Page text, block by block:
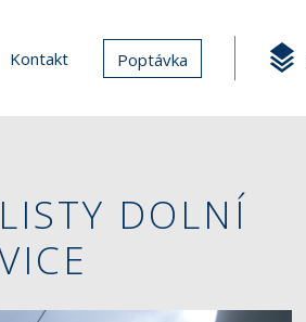
Kontakt Poptávka
DOLNÍ